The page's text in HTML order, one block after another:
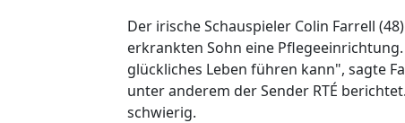
Der irische Schauspieler Colin Farrell
erkrankten Sohn eine
glückliches Leben führen kann", sagte
unter anderem der Sender RTÉ
schwierig.